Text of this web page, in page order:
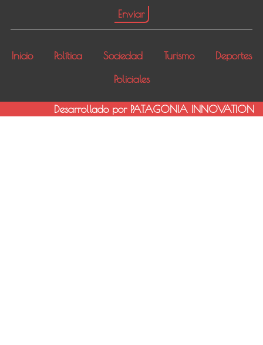
Inicio Política Sociedad Turismo
Deportes
Policiales
Desarrollado por PATAGONIA INNOVATION